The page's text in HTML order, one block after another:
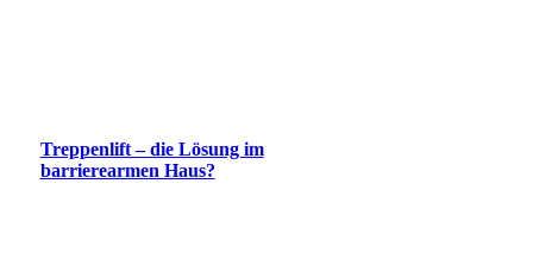
Treppenlift – die Lösung im
barrierearmen Haus?